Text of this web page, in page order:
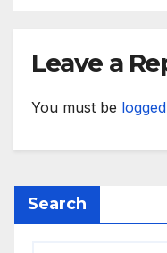
Leave a
You must be
Search